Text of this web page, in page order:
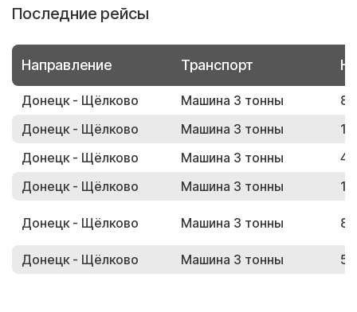
Последние рейсы
Направление Транспорт
Донецк - Щёлково Машина 3 тонны
Донецк - Щёлково
Машина 3 тонны
Донецк - Щёлково
Машина 3 тонны
Донецк - Щёлково
Машина 3 тонны
Донецк - Щёлково Машина 3 тонны
Донецк - Щёлково Машина 3 тонны